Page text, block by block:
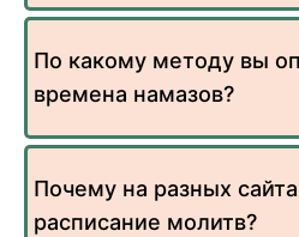
По какому методу вы
времена намазов?
Почему на разных
расписание молитв?